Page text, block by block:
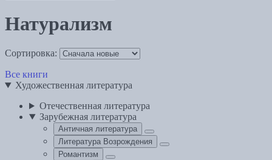
Натурализм
Сортировка:
Все книги
Художественная литература
Отечественная литература
Зарубежная литература
Античная литература
Литература Возрождения
Романтизм